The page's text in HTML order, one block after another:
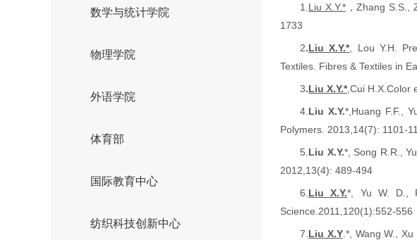
数学与统计学院
物理学院
外语学院
体育部
国际教育中心
纺织科技创新中心
1. Liu X.Y.*，Zhang S.S.,
1733
2.Liu X.Y.*, Lou Y.H.
Textiles. Fibres & Textiles in
3.Liu X.Y.*,Cui H.X. Color
4. Liu X.Y.*, Huang F.F.,
Polymers . 2013,14(7): 1101-
5. Liu X.Y.*, Song R.R.,
2012,13(4): 489-494
6. Liu X.Y.*, Yu W. D.,
Science.2011,120(1):552-556
7. Liu X.Y.*, Wang W.,